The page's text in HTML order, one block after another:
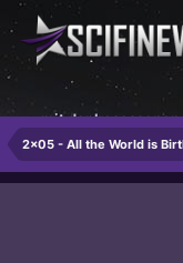
...mit der
2x05 - All the World is